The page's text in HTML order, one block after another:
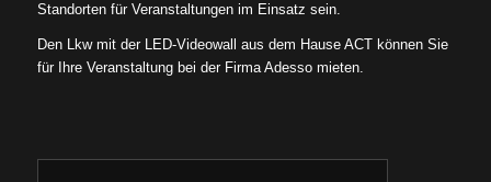
Standorten für Veranstaltungen im Einsatz sein.
Den Lkw mit der LED-Videowall aus dem Hause ACT können Sie
für Ihre Veranstaltung bei der Firma Adesso mieten.